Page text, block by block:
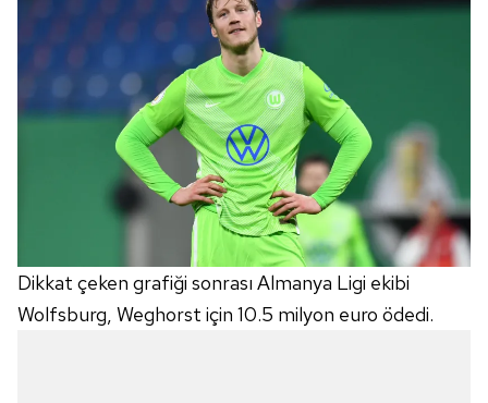
Dikkat çeken grafiği sonrası Almanya Ligi ekibi
Wolfsburg, Weghorst için 10.5 milyon euro ödedi.